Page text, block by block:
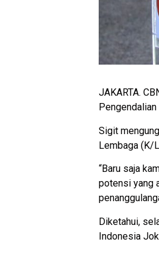
JAKARTA.
Sigit
Lembaga (K/
“Baru saja
potensi yang
Diketahui,
Indonesia